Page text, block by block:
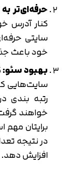
حرفه‌ای‌تر
سایتی
خود باعث
بهبود سئو:
رتبه بندی
خواهند
در نتیجه
افزایش دهد.